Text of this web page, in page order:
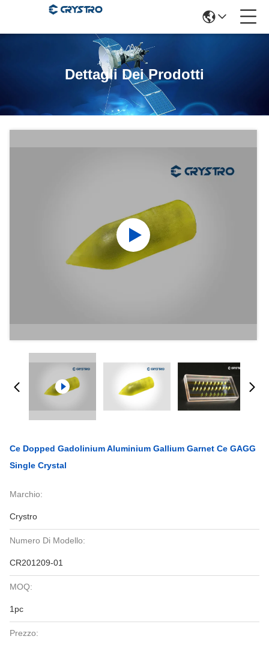
Dettagli Dei Prodotti
Ce Dopped Gadolinium Aluminium Gallium Garnet Ce GAGG
Single Crystal
Marchio:
Crystro
Numero Di Modello:
CR201209-01
MOQ:
1pc
Prezzo: